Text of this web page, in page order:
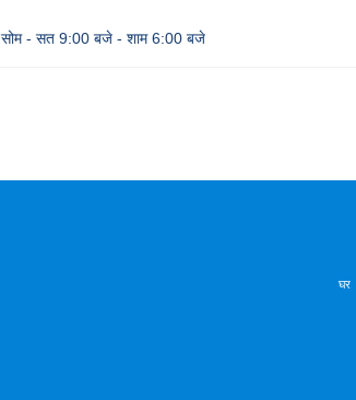
सोम - सत 9:00 बजे - शाम 6:00 बजे
घर